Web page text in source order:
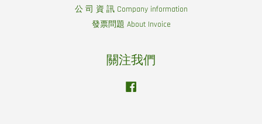
公 司 資 訊 Company information
發票問題 About Invoice
關注我們